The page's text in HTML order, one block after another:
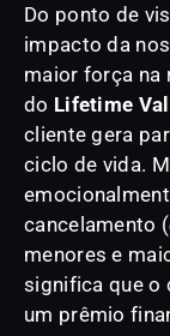
Do ponto de
impacto da
maior força na
do Lifetime
cliente gera
ciclo de vida.
cancelamento (
menores e
significa que o
um prêmio